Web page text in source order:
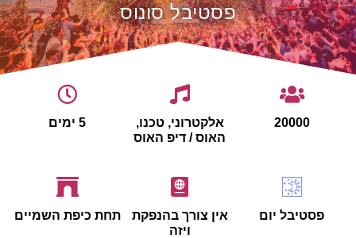
פסטיבל סונוס
20000
אלקטרוני, טכנו,
האוס / דיפ האוס
5 ימים
פסטיבל יום
אין צורך בהנפקת
ויזה
תחת כיפת השמיים